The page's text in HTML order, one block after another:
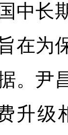
中长
在为
。尹
升级